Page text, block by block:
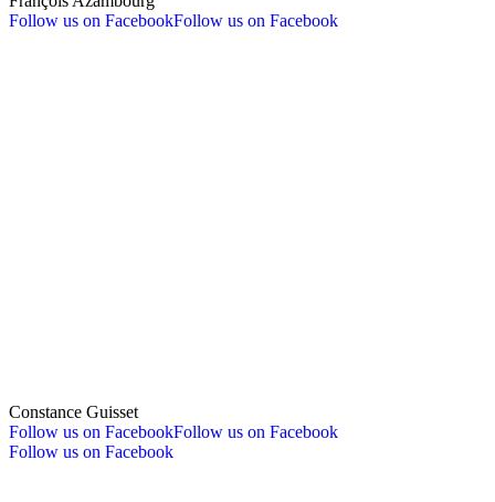
Follow us on FacebookFollow us on Facebook
Constance Guisset
Follow us on FacebookFollow us on Facebook
Follow us on Facebook